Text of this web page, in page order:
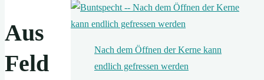
Aus
Feld
Nach dem Öffnen der Kerne kann
endlich gefressen werden